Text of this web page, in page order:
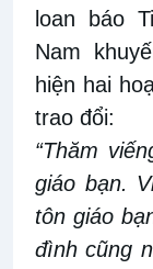
loan báo
Nam
hiện hai
trao đổi:
“Thăm
giáo bạn.
tôn giáo
đình cũng